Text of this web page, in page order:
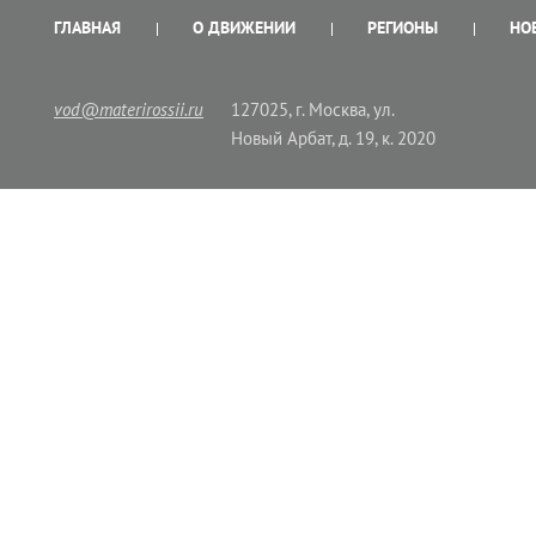
ГЛАВНАЯ О ДВИЖЕНИИ РЕГИОНЫ
vod@materirossii.ru
127025, г. Москва, ул.
Новый Арбат, д. 19, к. 2020